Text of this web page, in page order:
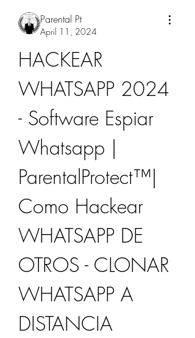
Parental Pt
April 11, 2024
HACKEAR
WHATSAPP 2024
- Software Espiar
Whatsapp |
ParentalProtect™️|
Como Hackear
WHATSAPP DE
OTROS - CLONAR
WHATSAPP A
DISTANCIA